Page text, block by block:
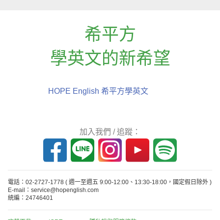
希平方
學英文的新希望
HOPE English 希平方學英文
加入我們 / 追蹤：
電話：02-2727-1778 ( 週一至週五 9:00-12:00、13:30-18:00，國定假日除外 )
E-mail：service@hopenglish.com
統編：24746401